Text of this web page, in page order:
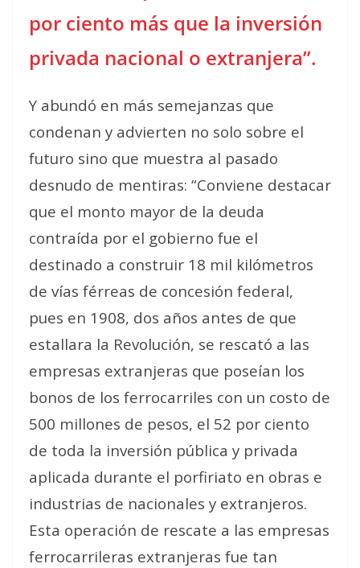
por ciento más que la inversión
privada nacional o extranjera”.
Y abundó en más semejanzas que
condenan y advierten no solo sobre el
futuro sino que muestra al pasado
desnudo de mentiras: “Conviene destacar
que el monto mayor de la deuda
contraída por el gobierno fue el
destinado a construir 18 mil kilómetros
de vías férreas de concesión federal,
pues en 1908, dos años antes de que
estallara la Revolución, se rescató a las
empresas extranjeras que poseían los
bonos de los ferrocarriles con un costo de
500 millones de pesos, el 52 por ciento
de toda la inversión pública y privada
aplicada durante el porfiriato en obras e
industrias de nacionales y extranjeros.
Esta operación de rescate a las empresas
ferrocarrileras extranjeras fue tan